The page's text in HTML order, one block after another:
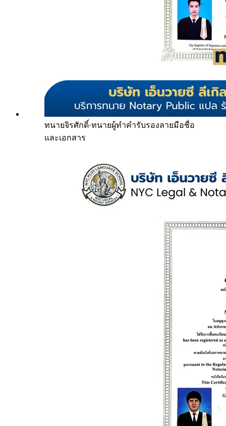
ทนายจิรศักดิ์·ทนายผู้ทำคำรับรองลายมือชื่อ
และเอกสาร